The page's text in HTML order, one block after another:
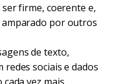
firme, coerente e,
por outros
de texto,
sociais e dados